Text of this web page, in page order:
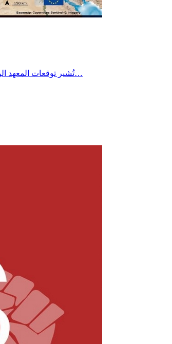
تُشير توقعات المعهد الوطني للرصد الجوي إلى تراجع طفيف جداً في درجات الحرارة يوم الأربعاء 22 جويلية 2026 خاصة بالمناطق الساحلية، مع استمرار الطقس شديد الحرارة بأغلب…